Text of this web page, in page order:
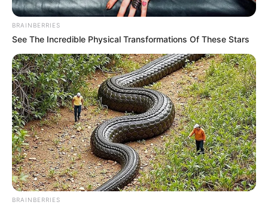
Selain itu, ia juga memiliki Youtube lain yang bernamaLittleLia
yang mengunggah hal-hal yang berhubungan dengan hobi
lainnya. Di kanal ini, ia DIY Pakaian, ulasan mode serta tutorial
makeup.
Bahkan tak jarang ia juga memakai kostum cosplay berbagai
macam karakter baik gi game atau televisi.
Baca juga:Biodata, Profil, dan Fakta Jake Paul
BRAINBERRIES
See The Incredible Physical Transformations Of These Stars
BRAINBERRIES